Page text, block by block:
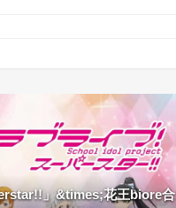
&times;花王biore合作视觉图公开